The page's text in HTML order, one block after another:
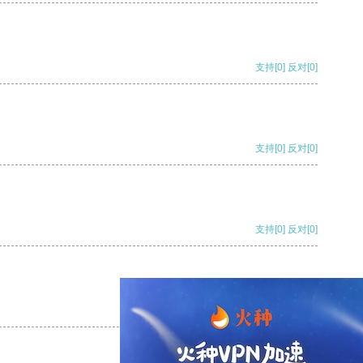
支持[0] 反对[0]
支持[0] 反对[0]
支持[0] 反对[0]
支持